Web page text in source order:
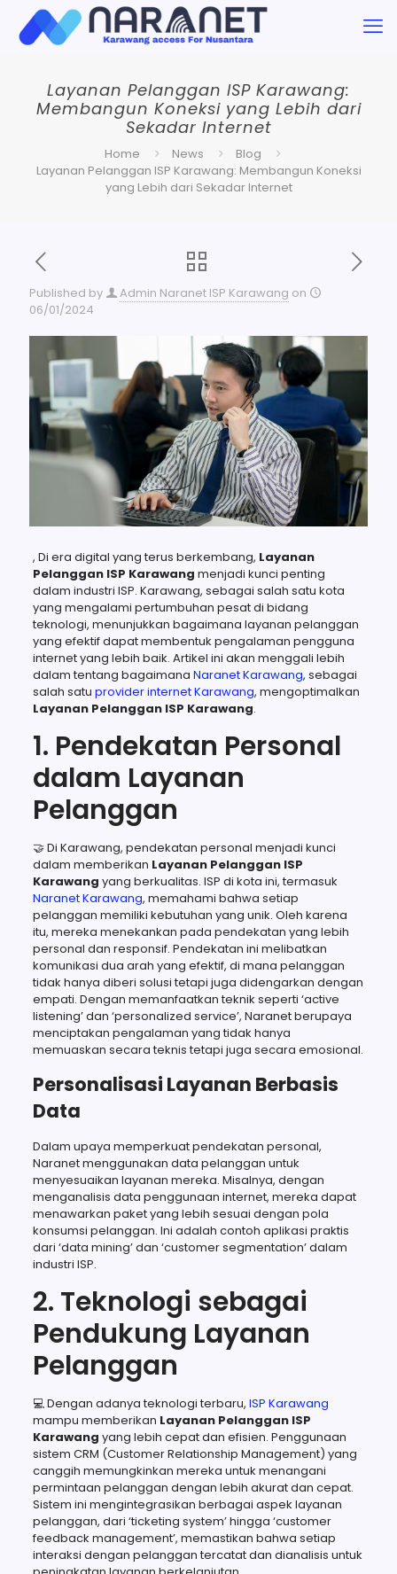
Layanan Pelanggan ISP Karawang:
Membangun Koneksi yang Lebih dari
Sekadar Internet
Home News
Blog
Layanan Pelanggan ISP Karawang: Membangun Koneksi
yang Lebih dari Sekadar Internet
Published by Admin Naranet ISP Karawang on
06/01/2024
, Di era digital yang terus berkembang, Layanan
Pelanggan ISP Karawang menjadi kunci penting
dalam industri ISP. Karawang, sebagai salah satu kota
yang mengalami pertumbuhan pesat di bidang
teknologi, menunjukkan bagaimana layanan pelanggan
yang efektif dapat membentuk pengalaman pengguna
internet yang lebih baik. Artikel ini akan menggali lebih
dalam tentang bagaimana Naranet Karawang, sebagai
salah satu provider internet Karawang, mengoptimalkan
Layanan Pelanggan ISP Karawang.
1. Pendekatan Personal
dalam Layanan
Pelanggan
🤝 Di Karawang, pendekatan personal menjadi kunci
dalam memberikan Layanan Pelanggan ISP
Karawang yang berkualitas. ISP di kota ini, termasuk
Naranet Karawang, memahami bahwa setiap
pelanggan memiliki kebutuhan yang unik. Oleh karena
itu, mereka menekankan pada pendekatan yang lebih
personal dan responsif. Pendekatan ini melibatkan
komunikasi dua arah yang efektif, di mana pelanggan
tidak hanya diberi solusi tetapi juga didengarkan dengan
empati. Dengan memanfaatkan teknik seperti ‘active
listening’ dan ‘personalized service’, Naranet berupaya
menciptakan pengalaman yang tidak hanya
memuaskan secara teknis tetapi juga secara emosional.
Personalisasi Layanan Berbasis
Data
Dalam upaya memperkuat pendekatan personal,
Naranet menggunakan data pelanggan untuk
menyesuaikan layanan mereka. Misalnya, dengan
menganalisis data penggunaan internet, mereka dapat
menawarkan paket yang lebih sesuai dengan pola
konsumsi pelanggan. Ini adalah contoh aplikasi praktis
dari ‘data mining’ dan ‘customer segmentation’ dalam
industri ISP.
2. Teknologi sebagai
Pendukung Layanan
Pelanggan
💻 Dengan adanya teknologi terbaru, ISP Karawang
mampu memberikan Layanan Pelanggan ISP
Karawang yang lebih cepat dan efisien. Penggunaan
sistem CRM (Customer Relationship Management) yang
canggih memungkinkan mereka untuk menangani
permintaan pelanggan dengan lebih akurat dan cepat.
Sistem ini mengintegrasikan berbagai aspek layanan
pelanggan, dari ‘ticketing system’ hingga ‘customer
feedback management’, memastikan bahwa setiap
interaksi dengan pelanggan tercatat dan dianalisis untuk